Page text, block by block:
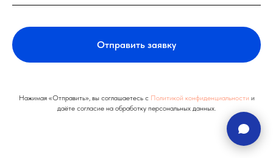
Отправить заявку
Нажимая «Отправить», вы соглашаетесь с Политикой конфиденциальности и
даёте согласие на обработку персональных данных.